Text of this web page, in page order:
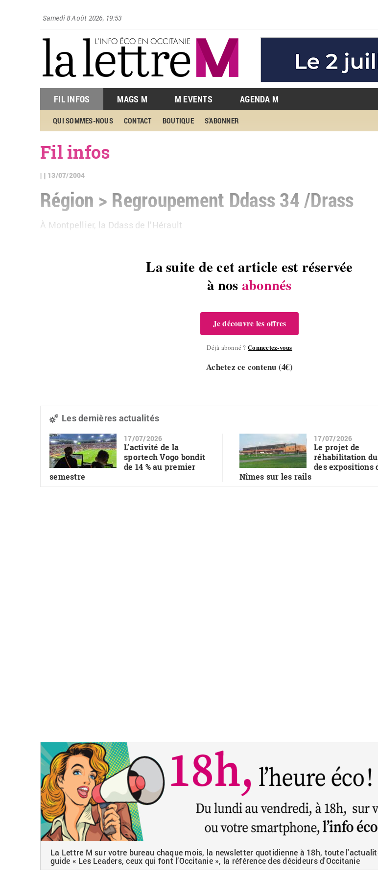
Samedi 8 Août 2026, 19:53
FIL INFOS MAGS M M EVENTS AGENDA M
QUI SOMMES-NOUS CONTACT BOUTIQUE S'ABONNER
Fil infos
13/07/2004
Région > Regroupement Ddass 34 /Drass
À Montpellier, la Ddass de l’Hérault
La suite de cet article est réservée
à nosabonnés
Je découvre les offres
Déjà abonné ? Connectez-vous
Achetez ce contenu (4€)
Les dernières actualités
17/07/2026
L’activité de la
sportech Vogo bondit
de 14 % au premier
semestre
17/07/2026
Le projet de
réhabilitation
des expositions
Nîmes sur les rails
La Lettre M sur votre bureau chaque mois, la newsletter quotidienne à 18h, toute
guide « Les Leaders, ceux qui font l’Occitanie », la référence des décideurs d'Occitanie